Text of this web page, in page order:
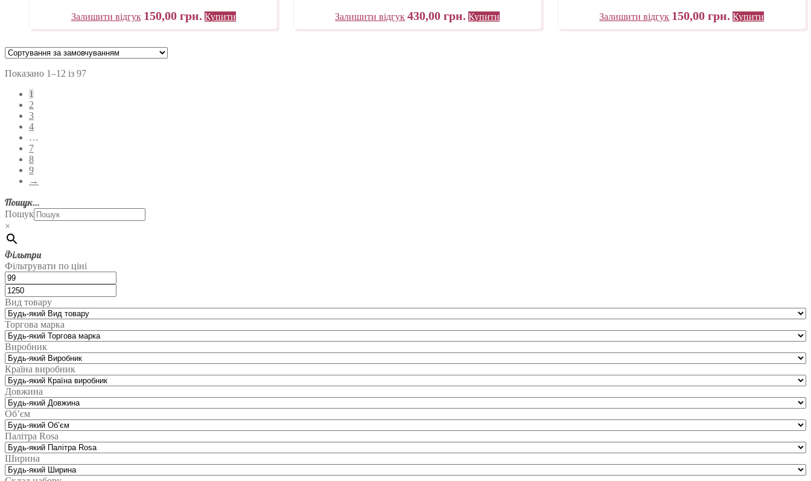
Залишити відгук 150,00 грн. Купити Залишити відгук 430,00грн. Купити Залишити відгук 150,00грн. Купити
Показано 1–12 із 97
1
2
3
4
…
7
8
9
→
Пошук…
Пошук
×
Фільтри
Фільтрувати по ціні
Вид товару
Торгова марка
Виробник
Країна виробник
Довжина
Об’єм
Палітра Rosa
Ширина